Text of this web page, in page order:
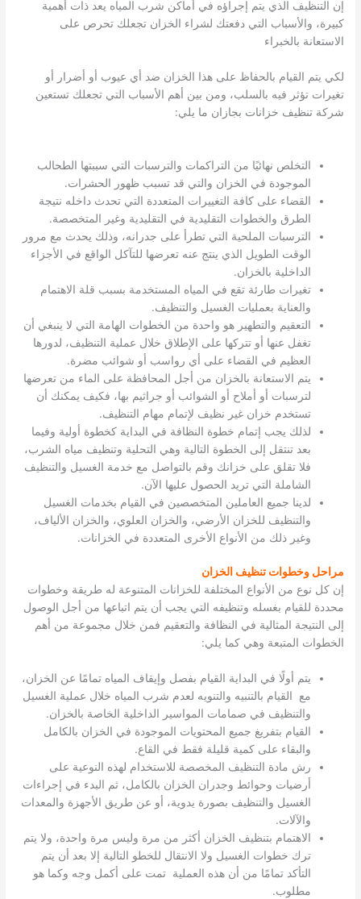
إن التنظيف الذي يتم إجراؤه في أماكن شرب المياه يعد ذات أهمية
كبيرة، والأسباب التي دفعتك لشراء الخزان تجعلك تحرص على
الاستعانة بالخبراء
لكي يتم القيام بالحفاظ على هذا الخزان ضد أي عيوب أو أضرار أو
تغيرات تؤثر فيه بالسلب، ومن بين أهم الأسباب التي تجعلك تستعين
شركة تنظيف خزانات بجازان ما يلي:
التخلص نهائيًا من التراكمات والترسبات التي سببتها الطحالب
الموجودة في الخزان والتي قد تسبب ظهور الحشرات.
القضاء على كافة التغييرات المتعددة التي تحدث داخله نتيجة
الطرق والخطوات التقليدية في التقليدية وغير المتخصصة.
الترسبات الملحية التي تطرأ على جدرانه، وذلك يحدث مع مرور
الوقت الطويل الذي ينتج عنه تعرضها للتآكل الواقع في الأجزاء
الداخلية بالخزان.
تغيرات طارئة تقع في المياه المستخدمة بسبب قلة الاهتمام
والعناية بعمليات الغسيل والتنظيف.
التعقيم والتطهير هو واحدة من الخطوات الهامة التي لا ينبغي أن
تغفل عنها أو تتركها على الإطلاق خلال عملية التنظيف، لدورها
العظيم في القضاء على أي رواسب أو شوائب مضرة.
يتم الاستعانة بالخزان من أجل المحافظة على الماء من تعرضها
لترسبات أو أملاح أو الشوائب أو جراثيم بها، فكيف يمكنك أن
تستخدم خزان غير نظيف لإتمام مهام التنظيف.
لذلك يجب إتمام خطوة النظافة في البداية كخطوة أولية وفيما
بعد تنتقل إلى الخطوة التالية وهي التحلية وتنظيف مياه الشرب،
فلا تقلق على خزانك وقم بالتواصل مع خدمة الغسيل والتنظيف
الشاملة التي تريد الحصول عليها الآن.
لدينا جميع العاملين المتخصصين في القيام بخدمات الغسيل
والتنظيف للخزان الأرضي، والخزان العلوي، والخزان الألياف،
وغير ذلك من الأنواع الأخرى المتعددة في الخزانات.
مراحل وخطوات تنظيف الخزان
إن كل نوع من الأنواع المختلفة للخزانات المتنوعة له طريقة وخطوات
محددة للقيام بغسله وتنظيفه التي يجب أن يتم اتباعها من أجل الوصول
إلى النتيجة المثالية في النظافة والتعقيم فمن خلال مجموعة من أهم
الخطوات المتبعة وهي كما يلي:
يتم أولًا في البداية القيام بفصل وإيقاف المياه تمامًا عن الخزان،
مع القيام بالتنبيه والتنويه لعدم شرب المياه خلال عملية الغسيل
والتنظيف في صمامات المواسير الداخلية الخاصة بالخزان.
القيام بتفريغ جميع المحتويات الموجودة في الخزان بالكامل
والبقاء على كمية قليلة فقط في القاع.
رش مادة التنظيف المخصصة للاستخدام لهذه النوعية على
أرضيات وحوائط وجدران الخزان بالكامل، ثم البدء في إجراءات
الغسيل والتنظيف بصورة يدوية، أو عن طريق الأجهزة والمعدات
والآلات.
الاهتمام بتنظيف الخزان أكثر من مرة وليس مرة واحدة، ولا يتم
ترك خطوات الغسيل ولا الانتقال للخطو التالية إلا بعد أن يتم
التأكد تمامًا من أن هذه العملية تمت على أكمل وجه وكما هو
مطلوب.